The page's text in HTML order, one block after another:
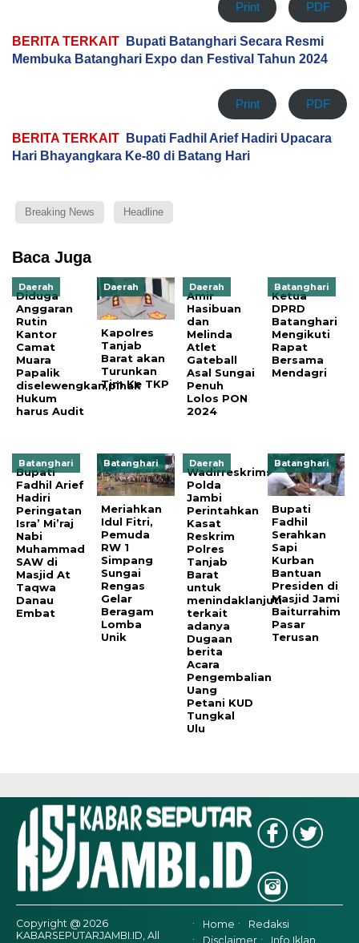
Print PDF
BERITA TERKAIT
Bupati Batanghari Secara Resmi
Membuka Batanghari Expo dan Festival Tahun 2024
Print PDF
BERITA TERKAIT
Bupati Fadhil Arief Hadiri Upacara
Hari Bhayangkara Ke-80 di Batang Hari
Breaking News Headline
Baca Juga
Daerah
Diduga
Anggaran
Rutin
Kantor
Camat
Muara
Papalik
diselewengkan,pihak
Hukum
harus Audit
Daerah
Kapolres
Tanjab
Barat akan
Turunkan
Tim Ke TKP
Daerah
Amir
Hasibuan
dan
Melinda
Atlet
Gateball
Asal Sungai
Penuh
Lolos PON
2024
Batanghari
Ketua
DPRD
Batanghari
Mengikuti
Rapat
Bersama
Mendagri
Batanghari
Bupati
Fadhil Arief
Hadiri
Peringatan
Isra’ Mi’raj
Nabi
Muhammad
SAW di
Masjid At
Taqwa
Danau
Embat
Batanghari
Meriahkan
Idul Fitri,
Pemuda
RW 1
Simpang
Sungai
Rengas
Gelar
Beragam
Lomba
Unik
Daerah
Wadirreskrimsus
Polda
Jambi
Perintahkan
Kasat
Reskrim
Polres
Tanjab
Barat
untuk
menindaklanjuti
terkait
adanya
Dugaan
berita
Acara
Pengembalian
Uang
Petani KUD
Tungkal
Ulu
Batanghari
Bupati
Fadhil
Serahkan
Sapi
Kurban
Bantuan
Presiden di
Masjid Jami
Baiturrahim
Pasar
Terusan
Copyright @ 2026
KABARSEPUTARJAMBI.ID, All
Home
Redaksi
Disclaimer
Info Iklan